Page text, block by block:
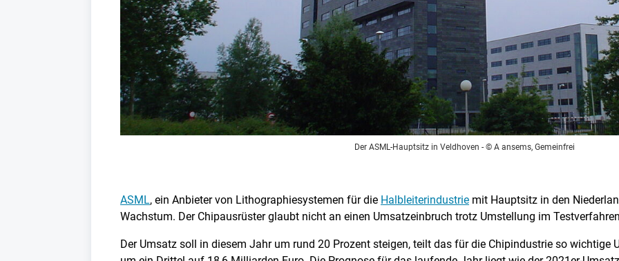
Der ASML-Hauptsitz in Veldhoven - © A ansems, Gemeinfrei
ASML, ein Anbieter von Lithographiesystemen für die Halbleiterindustrie mit Hauptsitz in den
Wachstum. Der Chipausrüster glaubt nicht an einen Umsatzeinbruch trotz Umstellung im
Der Umsatz soll in diesem Jahr um rund 20 Prozent steigen, teilt das für die Chipindustrie so wichtige